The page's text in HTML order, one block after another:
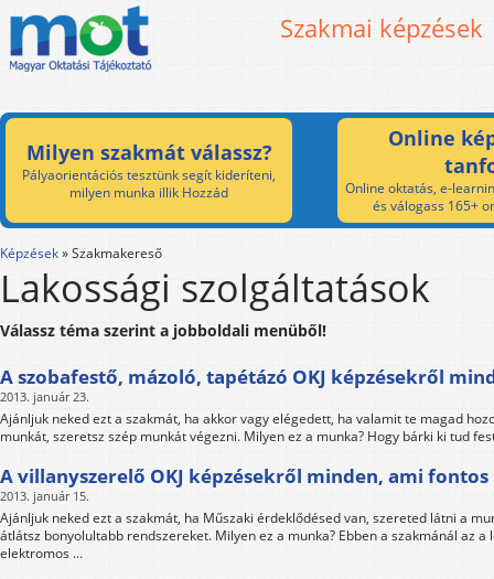
Szakmai képzések
Milyen szakmát válassz?
Pályaorientációs tesztünk segít kideríteni,
milyen munka illik Hozzád
Online
Online oktatás, e-
és válogass 165+
Képzések»Szakmakereső
Lakossági szolgáltatások
Válassz téma szerint a jobboldali menüből!
A szobafestő, mázoló, tapétázó OKJ képzésekről
2013. január 23.
Ajánljuk neked ezt a szakmát, ha akkor vagy elégedett, ha valamit te magad
munkát, szeretsz szép munkát végezni. Milyen ez a munka? Hogy bárki ki tud
A villanyszerelő OKJ képzésekről minden, ami fontos
2013. január 15.
Ajánljuk neked ezt a szakmát, ha Műszaki érdeklődésed van, szereted látni a
átlátsz bonyolultabb rendszereket. Milyen ez a munka? Ebben a szakmánál az a
elektromos ...